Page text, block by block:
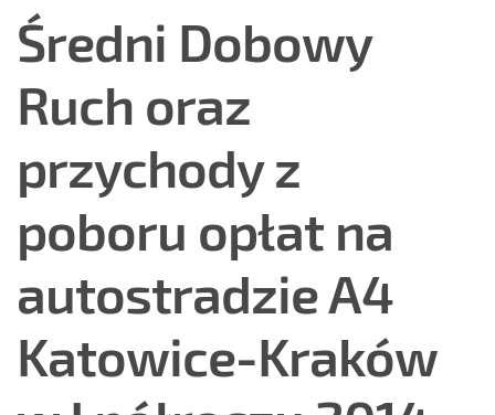
Średni Dobowy
Ruch oraz
przychody z
poboru opłat na
autostradzie A4
Katowice-Kraków